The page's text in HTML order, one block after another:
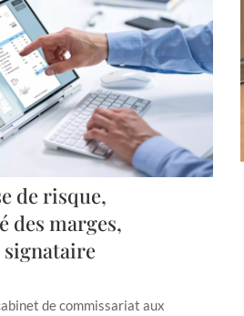
de risque,
des marges,
signataire
de commissariat aux